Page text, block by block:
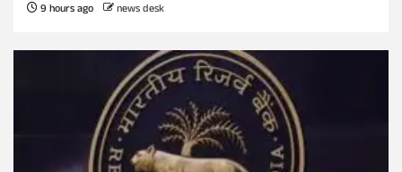
9 hours ago news desk